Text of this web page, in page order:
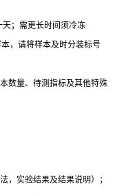
天；需更长时间须冷冻
，请将样本及时分装标号
数量、待测指标及其他特殊
，实验结果及结果说明）；